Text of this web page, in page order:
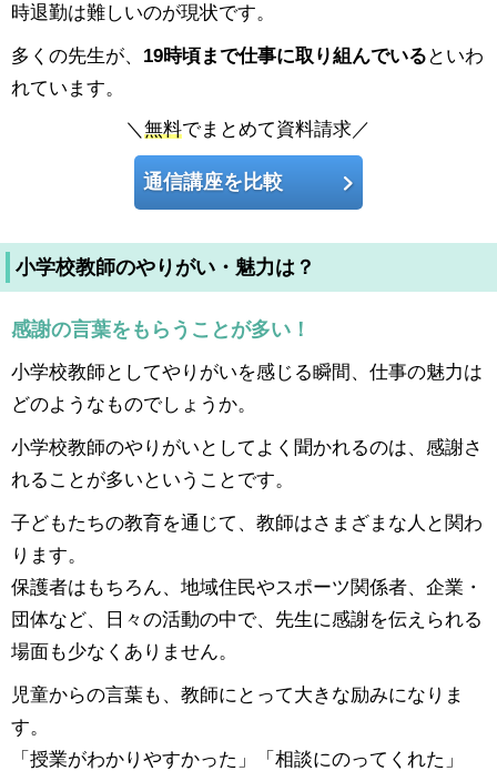
時退勤は難しいのが現状です。
多くの先生が、 19時頃まで仕事に取り組んでいる といわ
れています。
＼無料でまとめて資料請求／
通信講座を比較
小学校教師のやりがい・魅力は？
感謝の言葉をもらうことが多い！
小学校教師としてやりがいを感じる瞬間、仕事の魅力は
どのようなものでしょうか。
小学校教師のやりがいとしてよく聞かれるのは、感謝さ
れることが多いということです。
子どもたちの教育を通じて、教師はさまざまな人と関わ
ります。
保護者はもちろん、地域住民やスポーツ関係者、企業・
団体など、日々の活動の中で、先生に感謝を伝えられる
場面も少なくありません。
児童からの言葉も、教師にとって大きな励みになりま
す。
「授業がわかりやすかった」「相談にのってくれた」